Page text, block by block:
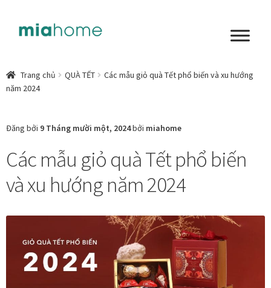
đến
đến
Art in living
Không gian sống
Cách chọn tranh phòng ngủ để mỗi ngày bắt đầu nhẹ
Chọn tranh phòng khách từ góc nhìn Home Stylist
Phong cách nội thất
Trang chủ QUÀ TẾT
Các mẫu giỏ quà Tết phổ biến và xu hướng
năm 2024
Đăng bởi 9 Tháng mười một, 2024bởi miahome
Các mẫu giỏ quà Tết phổ biến
và xu hướng năm 2024